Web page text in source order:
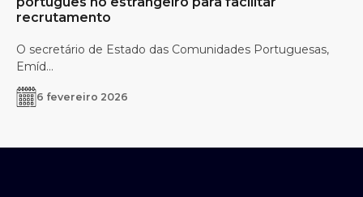
recrutamento
O secretário de Estado das Comunidades Portuguesas,
Emíd...
6 fevereiro 2026